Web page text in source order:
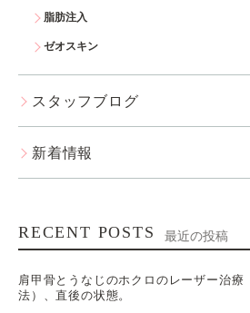
脂肪注入
ゼオスキン
スタッフブログ
新着情報
RECENT POSTS 最近の投稿
肩甲骨とうなじのホクロのレーザー治療
法）、直後の状態。